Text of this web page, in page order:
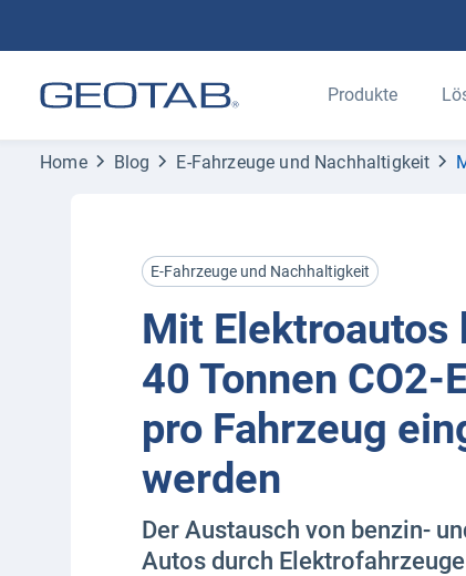
Produkte
Home Blog E-Fahrzeuge und Nachhaltigkeit
E-Fahrzeuge und Nachhaltigkeit
Mit Elektroautos
40 Tonnen CO2-
pro Fahrzeug
werden
Der Austausch von benzin-
Autos durch